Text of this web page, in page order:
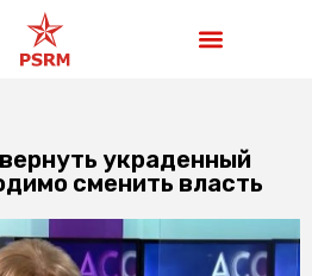
украденный
сменить власть